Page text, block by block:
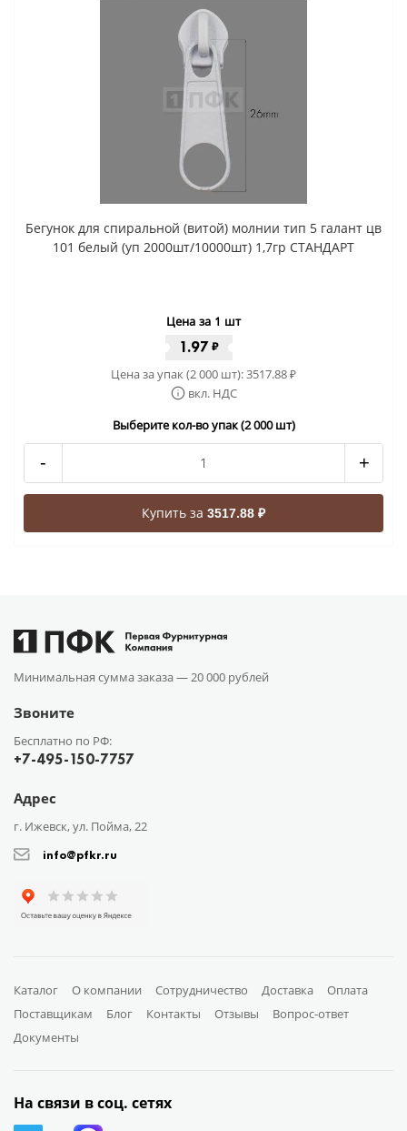
Бегунок для спиральной (витой) молнии тип 5 галант цв
101 белый (уп 2000шт/10000шт) 1,7гр СТАНДАРТ
Цена за 1 шт
1.97₽
Цена за упак (2 000 шт):3517.88₽
вкл. НДС
Выберите кол-во упак (2 000 шт)
- +
Купить за 3517.88 ₽
Минимальная сумма заказа — 20 000 рублей
Звоните
Бесплатно по РФ:
+7-495-150-7757
Адрес
г. Ижевск, ул. Пойма, 22
info@pfkr.ru
Каталог О компании Сотрудничество Доставка
Оплата
Поставщикам
Блог Контакты Отзывы
Вопрос-ответ
Документы
На связи в соц. сетях